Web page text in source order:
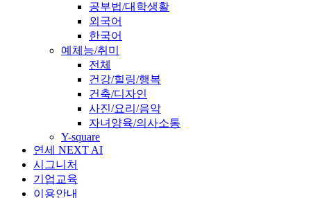
공부법/대학생활
외국어
한국어
예체능/취미
전체
건강/힐링/행복
건축/디자인
사진/요리/음악
자녀양육/의사소통
Y-square
연세 NEXT AI
시그니처
기업교육
이용안내